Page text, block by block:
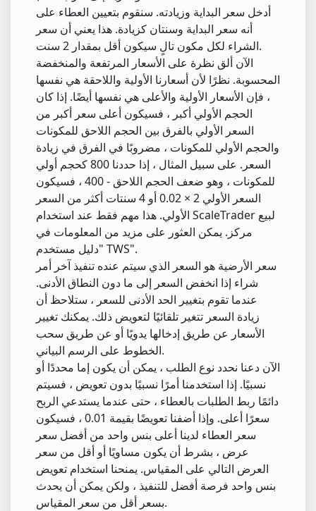
أدخل سعر البداية وزيادته. سنقوم بتعيين العطاء على
أنه سعر البداية وسنتان كزيادة. هذا يعني أن سعر
الشراء لكل مكون تالٍ سيكون أقل بمقدار 2 سنت.
الآن ألق نظرة على الأسعار المرتفعة والمنخفضة
المحسوبة. نظرًا لأن أسعارنا الأولية واللاحقة هي نفسها
، فإن الأسعار الأولية والأعلى هي نفسها أيضًا. إذا كان
الحجم الأولي أكبر ، فسيكون أعلى سعر أكبر من
السعر الأولي بالفرق بين الحجم اللاحق للمكونات
والحجم الأولي للمكونات ، مضروبًا في الفرق في زيادة
السعر. على سبيل المثال ، إذا حددنا 800 كحجم أولي
للمكونات ، وهو ضعف الحجم اللاحق - 400 ، فسيكون
السعر الأولي 2 × 0.02 أو 4 سنتات أكثر من السعر
الأولي. هذا مهم فقط عند استخدام ScaleTrader لبيع
مركز. يمكن العثور على مزيد من المعلومات في
"دليل مستخدم TWS".
سعر الأرضية هو السعر الذي سيتم عنده تنفيذ آخر أمر
شراء إذا انخفض السعر إلى ما دون النطاق الأدنى.
عندما تقوم بتغيير الحد الأدنى للسعر ، ستلاحظ أن
زيادة السعر تتغير تلقائيًا لتعويض ذلك. يمكنك تغيير
الأسعار عن طريق إدخالها يدويًا أو عن طريق سحب
الخطوط على الرسم البياني.
الآن دعنا نحدد نوع الطلب ، يمكن أن يكون إما محددًا أو
نسبيًا. إذا استخدمنا أمرًا نسبيًا بدون تعويض ، فسيتم
دائمًا ربط الطلبات بالعطاء ، حتى عندما يستدعي الربح
سعرًا أعلى. وإذا أضفنا تعويضًا بقيمة 0.01 ، فسيكون
سعر العطاء لدينا أعلى بنس واحد من أفضل سعر
عرض ، بشرط أن يكون مساويًا أو أقل من سعر
العرض التالي على المقياس. يمنحنا استخدام تعويض
بنس واحد فرصة أفضل للتنفيذ ، ولكن يمكن أن يحدث
بسعر أقل من سعر المقياس.